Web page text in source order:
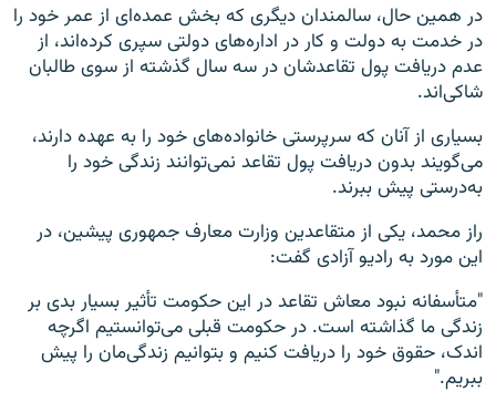
در همین حال، سالمندان دیگری که بخش عمده‌ای از عمر خود را
در خدمت به دولت و کار در اداره‌های دولتی سپری کرده‌اند، از
عدم دریافت پول تقاعدشان در سه سال گذشته از سوی طالبان
شاکی‌اند.
بسیاری از آنان که سرپرستی خانواده‌های خود را به عهده دارند،
می‌گویند بدون دریافت پول تقاعد نمی‌توانند زندگی خود را
به‌درستی پیش ببرند.
راز محمد، یکی از متقاعدین وزارت معارف جمهوری پیشین، در
این مورد به رادیو آزادی گفت:
"متأسفانه نبود معاش تقاعد در این حکومت تأثیر بسیار بدی بر
زندگی ما گذاشته است. در حکومت قبلی می‌توانستیم اگرچه
اندک، حقوق خود را دریافت کنیم و بتوانیم زندگی‌مان را پیش
ببریم."